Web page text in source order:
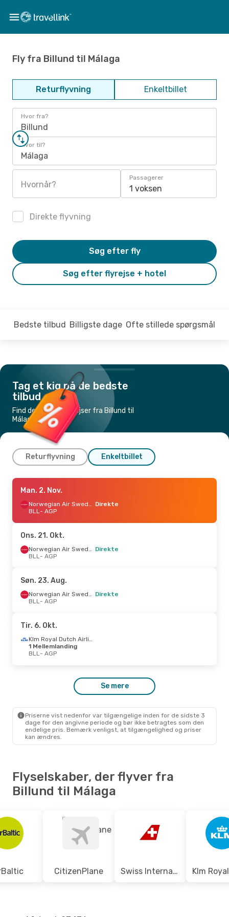
Fly fra Billund til Málaga
Returflyvning Enkeltbillet
Hvor fra?
Billund
Hvor til?
Málaga
Hvornår?
Passagerer
1 voksen
Direkte flyvning
Søg efter flyrejse + hotel
Søg efter fly
Bedste tilbud Billigste dage Ofte stillede spørgsmål
Tag et kig på de bedste
tilbud
Find de billigste flyrejser fra Billund til
Málaga
Returflyvning Enkeltbillet
Søn. 23. Aug.
Norwegian Air Sweden Direkte
BLL- AGP
AGP- BLL
Ons. 28. Okt.- Tir. 3. Nov.
1 Mellemlanding
AGP- BLL
BLL - AGP
AGP
- BLL
- Ons. 7. Okt.
AGP- BLL
Man. 2. Nov.
Norwegian Air Sweden Direkte
BLL- AGP
Ons. 21. Okt.
Norwegian Air Sweden Direkte
BLL- AGP
Søn. 23. Aug.
Norwegian Air Sweden Direkte
BLL- AGP
Tir. 6. Okt.
Klm Royal Dutch Airlines
1 Mellemlanding
BLL- AGP
Se mere
Priserne vist nedenfor var tilgængelige inden for de sidste 3
dage for den angivne periode og bør ikke betragtes som den
endelige pris. Bemærk venligst, at tilgængelighed og priser
kan ændres.
Flyselskaber, der flyver fra
Billund til Málaga
CitizenPlane Swiss International Air Lines